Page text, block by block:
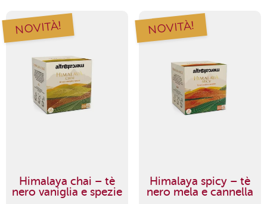
NOVITÀ!
Himalaya chai – tè
nero vaniglia e spezie
NOVITÀ!
Himalaya spicy – tè
nero mela e cannella